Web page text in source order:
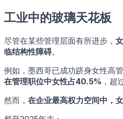
工业中的玻璃天花板
尽管在某些管理层面有所进步，
临结构性障碍。
例如，墨西哥已成功跻身女性高
在管理职位中女性占40.5% ，超
然而， 在企业最高权力空间中，